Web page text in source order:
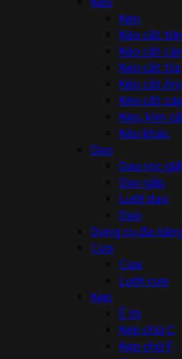
Kéo
Kéo cắt tôn
Kéo cắt
Kéo cắt tỉa
Kéo cắt
Kéo cắt
Kéo, kìm
Kéo khác
Dao
Dao rọc
Dao gấp
Lưỡi dao
Dao
Dụng cụ đa
Cưa
Cưa
Lưỡi cưa
Kẹp
Ê tô
Kẹp chữ C
Kẹp chữ F